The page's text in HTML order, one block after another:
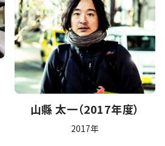
山縣 太一（2017年度）
2017年